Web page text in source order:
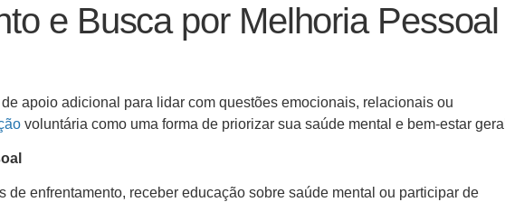
e Busca por Melhoria Pessoal
apoio adicional para lidar com questões emocionais, relacionais ou
voluntária como uma forma de priorizar sua saúde mental e bem-estar
enfrentamento, receber educação sobre saúde mental ou participar de